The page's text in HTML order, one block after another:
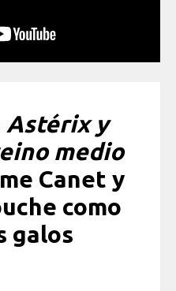
Astérix y
medio
Canet y
como
galos